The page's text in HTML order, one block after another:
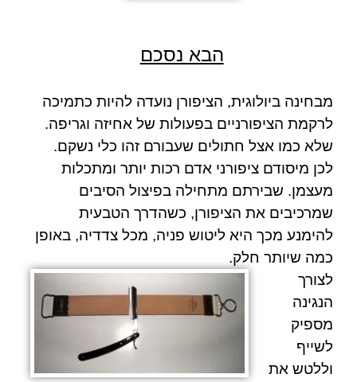
הבא נסכם
מבחינה ביולוגית, הציפורן נועדה להיות כתמיכה
לרקמת הציפורניים בפעולות של אחיזה וגריפה.
שלא כמו אצל חתולים שעבורם זהו כלי נשקם.
לכן מיסודם ציפורני אדם רכות יותר ומתכלות
מעצמן. שבירתם מתחילה בפיצול הסיבים
שמרכיבים את הציפורן, כשהדרך הטבעית
להימנע מכך היא ליטוש פניה, מכל צדדיה, באופן
כמה שיותר חלק.
לצורך
הנגינה
מספיק
לשייף
וללטש את